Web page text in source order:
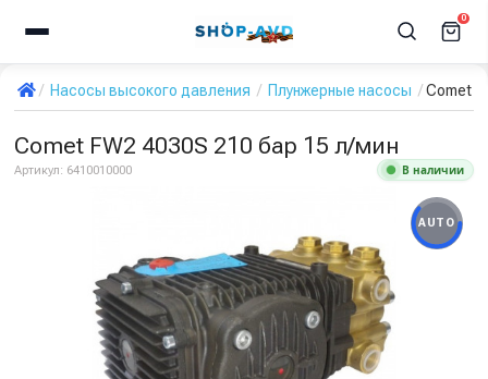
0
Насосы высокого давления Плунжерные насосы Comet
Comet FW2 4030S 210 бар 15 л/мин
Артикул: 6410010000 В наличии
AUTO